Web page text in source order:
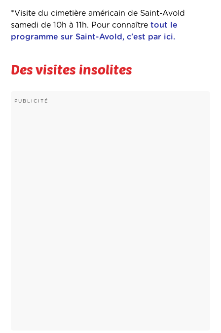
*Visite du cimetière américain de Saint-Avold
samedi de 10h à 11h. Pour connaîtretout le
programme sur Saint-Avold, c'est par ici.
Des visites insolites